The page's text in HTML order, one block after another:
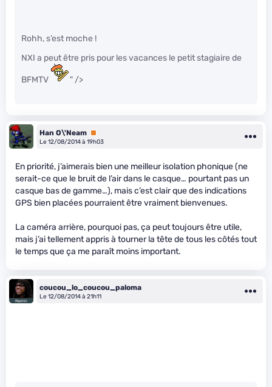
Rohh, s’est moche !
NXI a peut être pris pour les vacances le petit stagiaire de
BFMTV " />
Han O\'Neam Premium
Le 12/08/2014 à 19h03
En priorité, j’aimerais bien une meilleur isolation phonique (ne
serait-ce que le bruit de l’air dans le casque… pourtant pas un
casque bas de gamme…), mais c’est clair que des indications
GPS bien placées pourraient être vraiment bienvenues.
La caméra arrière, pourquoi pas, ça peut toujours être utile,
mais j’ai tellement appris à tourner la tête de tous les côtés tout
le temps que ça me paraît moins important.
coucou_lo_coucou_paloma
Le 12/08/2014 à 21h11